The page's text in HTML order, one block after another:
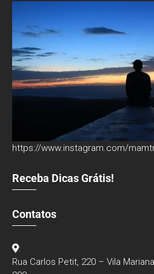
https://www.instagram.com/
Receba Dicas Grátis!
Contatos
:
Rua Carlos Petit, 220 – Vila